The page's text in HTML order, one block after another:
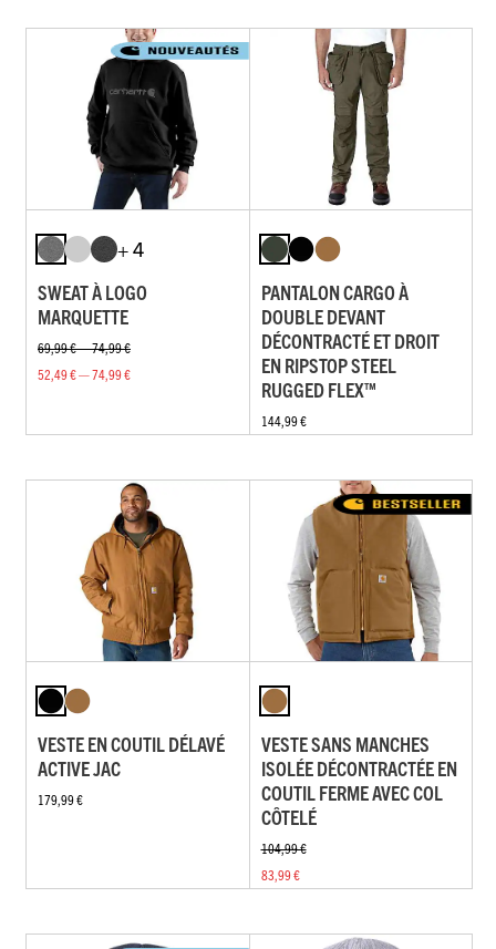
+ 4
SWEAT À LOGO
MARQUETTE
69,99 € — 74,99 €
52,49 € — 74,99 €
PANTALON CARGO À
DOUBLE DEVANT
DÉCONTRACTÉ ET DROIT
EN RIPSTOP STEEL
RUGGED FLEX™
144,99 €
VESTE EN COUTIL DÉLAVÉ
ACTIVE JAC
179,99 €
VESTE SANS MANCHES
ISOLÉE DÉCONTRACTÉE EN
COUTIL FERME AVEC COL
CÔTELÉ
104,99 €
83,99 €